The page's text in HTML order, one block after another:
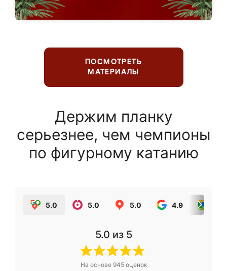
ПОСМОТРЕТЬ
МАТЕРИАЛЫ
Держим планку
серьезнее, чем чемпионы
по фигурному катанию
5.0 5.0 5.0 4.9
5.0 из 5
На основе 945оценок